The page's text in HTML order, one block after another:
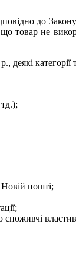
до
не
категорії
пошті;